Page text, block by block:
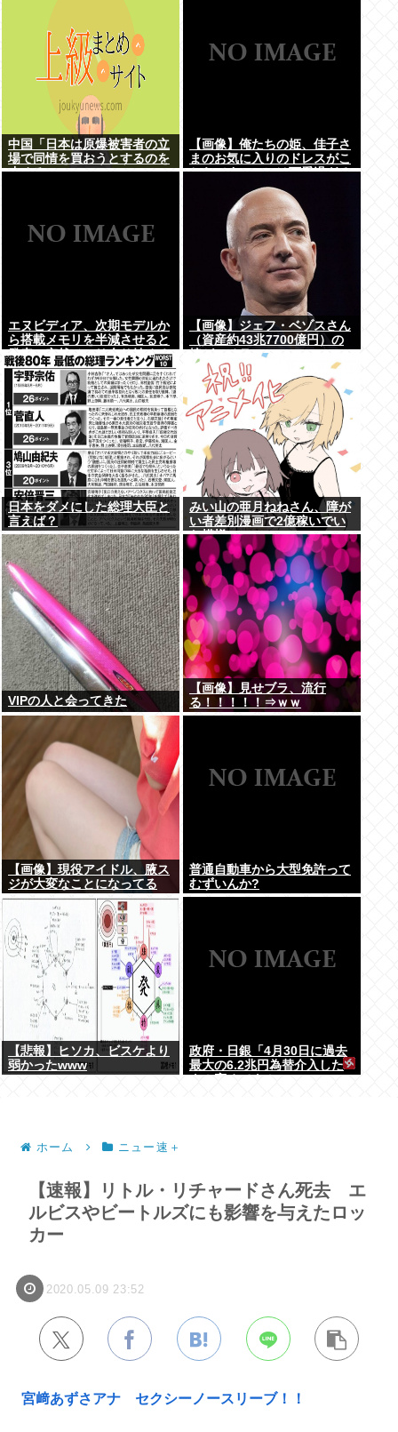
中国「日本は原爆被害者の立
場で同情を買おうとするのを
止めろ」
【画像】俺たちの姫、佳子さ
まのお気に入りのドレスがこ
ちらです←コレは可愛過ぎる
w w w w w w w w
エヌビディア、次期モデルか
ら搭載メモリを半減させると
発表。突然メモリ余り始める
www
【画像】ジェフ・ベゾスさん
（資産約43兆7700億円）の
嫁がコチラwww
日本をダメにした総理大臣と
言えば？
みい山の亜月ねねさん、障が
い者差別漫画で2億稼いでい
た模様www
VIPの人と会ってきた
【画像】見せブラ、流行
る！！！！！⇒ｗｗ
【画像】現役アイドル、腋ス
ジが大変なことになってる
www
普通自動車から大型免許って
むずいんか?
【悲報】ヒソカ、ビスケより
弱かったwww
政府・日銀「4月30日に過去
最大の6.2兆円為替介入した
ホーム ニュー速＋
【速報】リトル・リチャードさん死去 エ
ルビスやビートルズにも影響を与えたロッ
カー
2020.05.09 23:52
宮﨑あずさアナ セクシーノースリーブ！！